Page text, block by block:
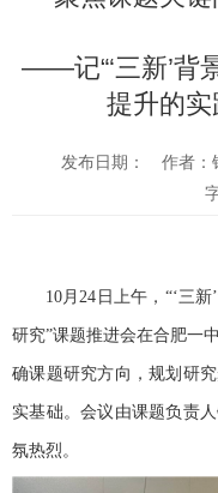
——记“‘三新’背
提升的实
发布日期： 作者：
10 月 24 日上午， “‘三新’
研究”课题推进会在合肥一中
确课题研究方向，规划研
实基础。会议由课题负责
氛热烈。